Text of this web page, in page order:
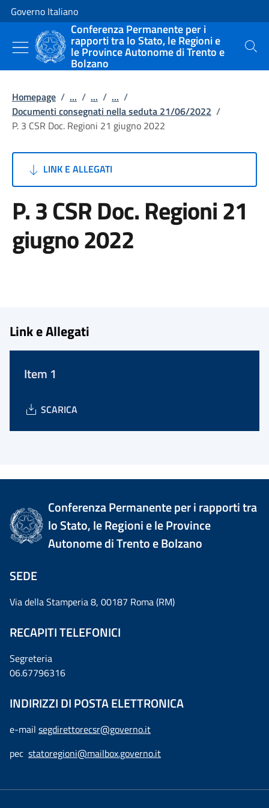
Vai al contenuto
Vai alla navigazione del sito
Governo Italiano
Conferenza Permanente per i
rapporti tra lo Stato, le Regioni e
le Province Autonome di Trento e
Bolzano
Cerca
Homepage / ... / ... / ... /
Documenti consegnati nella seduta 21/06/2022 /
P. 3 CSR Doc. Regioni 21 giugno 2022
LINK E ALLEGATI
P. 3 CSR Doc. Regioni 21
giugno 2022
Link e Allegati
Item 1
SCARICA
Conferenza Permanente per i rapporti tra
lo Stato, le Regioni e le Province
Autonome di Trento e Bolzano
SEDE
Via della Stamperia 8, 00187 Roma (RM)
RECAPITI TELEFONICI
Segreteria
06.67796316
INDIRIZZI DI POSTA ELETTRONICA
e-mail segdirettorecsr@governo.it
pec statoregioni@mailbox.governo.it